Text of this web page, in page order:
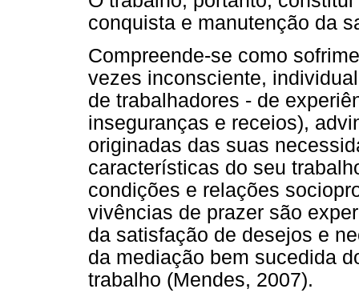
conquista e manutenção da
Compreende-se como
vezes inconsciente,
de trabalhadores - de
inseguranças e receios),
originadas das suas
características do seu
condições e relações
vivências de prazer são
da satisfação de desejos e
da mediação bem sucedida
trabalho (Mendes, 2007).